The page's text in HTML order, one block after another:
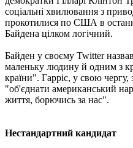
соціальні хвилювання з
прокотилися по США в
Байдена цілком логічний.
Байден у своєму Twitter
маленьку людину й одним з
країни". Гарріс, у свою
"об'єднати американський
життя, борючись за нас".
Нестандартний кандидат